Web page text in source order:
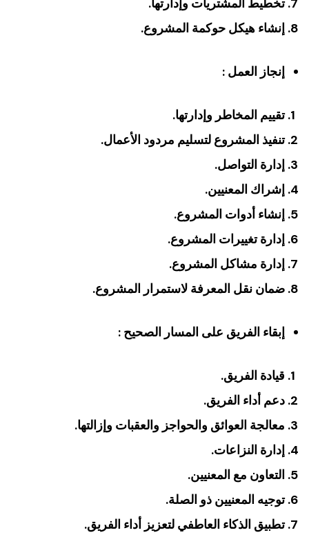
تخطيط المشتريات وإدارتها.
إنشاء هيكل حوكمة المشروع.
إنجاز العمل :
تقييم المخاطر وإدارتها.
تنفيذ المشروع لتسليم مردود الأعمال.
إدارة التواصل.
إشراك المعنيين.
إنشاء أدوات المشروع.
إدارة تغييرات المشروع.
إدارة مشاكل المشروع.
ضمان نقل المعرفة لاستمرار المشروع.
إبقاء الفريق على المسار الصحيح :
قيادة الفريق.
دعم أداء الفريق.
معالجة العوائق والحواجز والعقبات وإزالتها.
إدارة النزاعات.
التعاون مع المعنيين.
توجيه المعنيين ذو الصلة.
تطبيق الذكاء العاطفي لتعزيز أداء الفريق.